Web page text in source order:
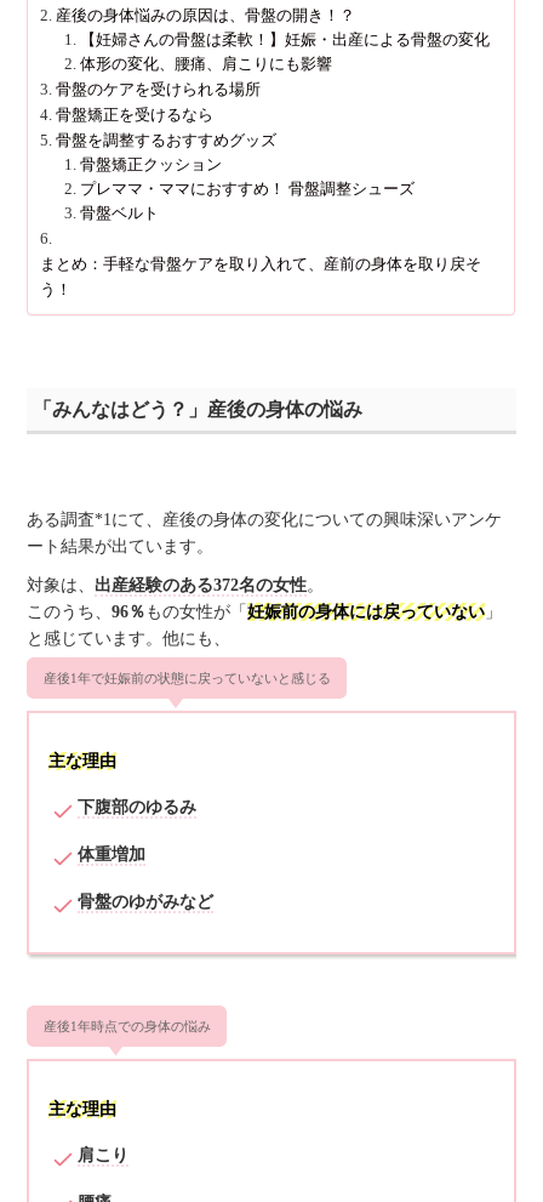
産後の身体悩みの原因は、骨盤の開き！？
【妊婦さんの骨盤は柔軟！】妊娠・出産による骨盤の変化
体形の変化、腰痛、肩こりにも影響
骨盤のケアを受けられる場所
骨盤矯正を受けるなら
骨盤を調整するおすすめグッズ
骨盤矯正クッション
プレママ・ママにおすすめ！ 骨盤調整シューズ
骨盤ベルト
まとめ：手軽な骨盤ケアを取り入れて、産前の身体を取り戻そ
う！
「みんなはどう？」産後の身体の悩み
ある調査*1にて、産後の身体の変化についての興味深いアンケ
ート結果が出ています。
対象は、 出産経験のある372名の女性。
このうち、96％ もの女性が「妊娠前の身体には戻っていない 」
と感じています。他にも、
産後1年で妊娠前の状態に戻っていないと感じる
主な理由
下腹部のゆるみ
体重増加
骨盤のゆがみなど
産後1年時点での身体の悩み
主な理由
肩こり